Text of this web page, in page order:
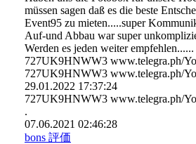
müssen sagen daß es die beste
Event95 zu mieten.....super
Auf-und Abbau war super
Werden es jeden weiter empfehlen......
727UK9HNWW3 www.telegra.ph/
727UK9HNWW3 www.telegra.ph/
29.01.2022 17:37:24
727UK9HNWW3 www.­telegra.­ph/­
.
07.06.2021 02:46:28
bons 評価